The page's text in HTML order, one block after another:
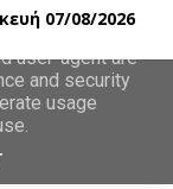
07/08/2026
its services
user-agent are
and security
usage